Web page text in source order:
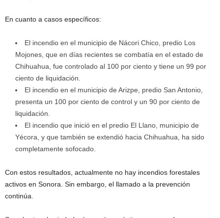
En cuanto a casos específicos:
El incendio en el municipio de Nácori Chico, predio Los
Mojones, que en días recientes se combatía en el estado de
Chihuahua, fue controlado al 100 por ciento y tiene un 99 por
ciento de liquidación.
El incendio en el municipio de Arizpe, predio San Antonio,
presenta un 100 por ciento de control y un 90 por ciento de
liquidación.
El incendio que inició en el predio El Llano, municipio de
Yécora, y que también se extendió hacia Chihuahua, ha sido
completamente sofocado.
Con estos resultados, actualmente no hay incendios forestales
activos en Sonora. Sin embargo, el llamado a la prevención
continúa.